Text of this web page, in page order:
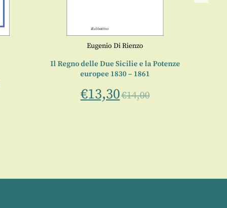
Eugenio Di Rienzo
Il Regno delle Due Sicilie e la Potenze
europee 1830 – 1861
€13,30€14,00